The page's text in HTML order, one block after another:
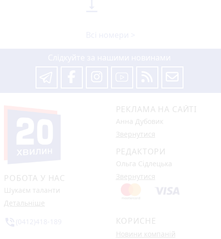
РОБОТА У НАС
Шукаєм таланти
Детальніше
РЕКЛАМА НА САЙТІ
Анна Дубовик
Звернутися
РЕДАКТОРИ
Ольга Сідлецька
Звернутися
КОРИСНЕ
Новини компаній